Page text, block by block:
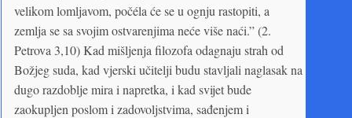
velikom lomljavom, počéla će se u ognju rastopiti, a
zemlja se sa svojim ostvarenjima neće više naći.” (2.
Petrova 3,10) Kad mišljenja filozofa odagnaju strah od
Božjeg suda, kad vjerski učitelji budu stavljali naglasak na
dugo razdoblje mira i napretka, i kad svijet bude
zaokupljen poslom i zadovoljstvima, sađenjem i